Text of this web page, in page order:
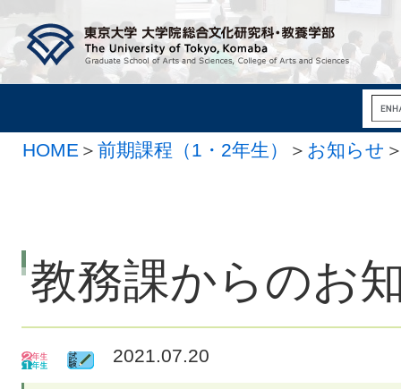
HOME ＞ 前期課程（1・2年生） ＞ お知らせ
教務課からのお
2021.07.20